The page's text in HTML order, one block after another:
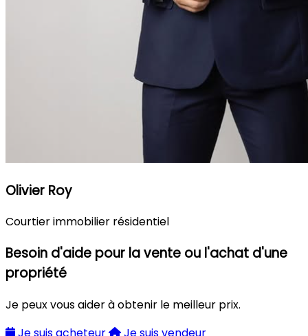
Olivier Roy
Courtier immobilier résidentiel
Besoin d'aide pour la vente ou l'achat d'une
propriété
Je peux vous aider à obtenir le meilleur prix.
Je suis acheteur
Je suis vendeur